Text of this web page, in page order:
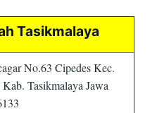
Tasikmalaya
No.63 Cipedes Kec.
Kab. Tasikmalaya Jawa